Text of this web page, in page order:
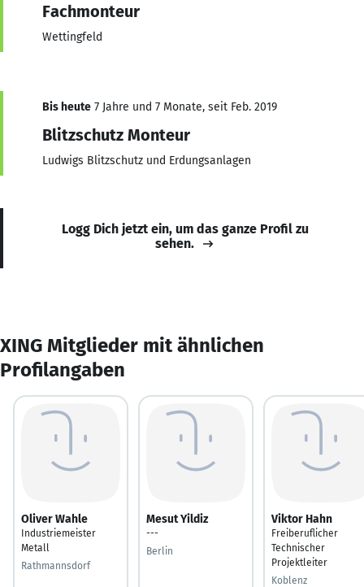
Fachmonteur
Wettingfeld
Bis heute 7 Jahre und 7 Monate, seit Feb. 2019
Blitzschutz Monteur
Ludwigs Blitzschutz und Erdungsanlagen
Logg Dich jetzt ein, um das ganze Profil zu
sehen.
XING Mitglieder mit ähnlichen
Profilangaben
Oliver Wahle
Industriemeister
Metall
Rathmannsdorf
Mesut Yildiz
---
Berlin
Viktor Hahn
Freiberuflicher
Technischer
Projektleiter
Koblenz